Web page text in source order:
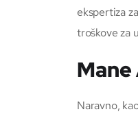
ekspertiza
troškove za
Naravno,